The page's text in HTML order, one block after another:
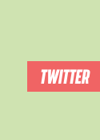
TWITTER